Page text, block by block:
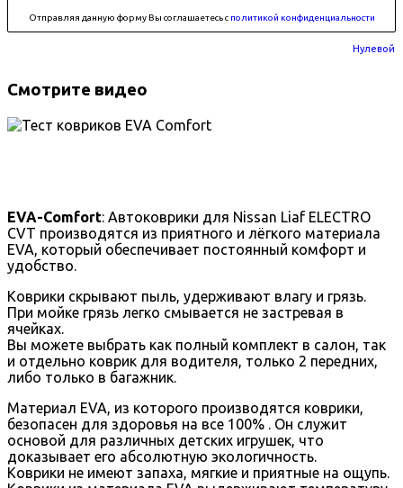
Нулевой
Отправляя данную форму Вы соглашаетесь с политикой конфиденциальности
Смотрите видео
EVA-Comfort: Автоковрики для Nissan Liaf ELECTRO
CVT производятся из приятного и лёгкого материала
EVA, который обеспечивает постоянный комфорт и
удобство.
Коврики скрывают пыль, удерживают влагу и грязь.
При мойке грязь легко смывается не застревая в
ячейках.
Вы можете выбрать как полный комплект в салон, так
и отдельно коврик для водителя, только 2 передних,
либо только в багажник.
Материал EVA, из которого производятся коврики,
безопасен для здоровья на все 100% . Он служит
основой для различных детских игрушек, что
доказывает его абсолютную экологичность.
Коврики не имеют запаха, мягкие и приятные на ощупь.